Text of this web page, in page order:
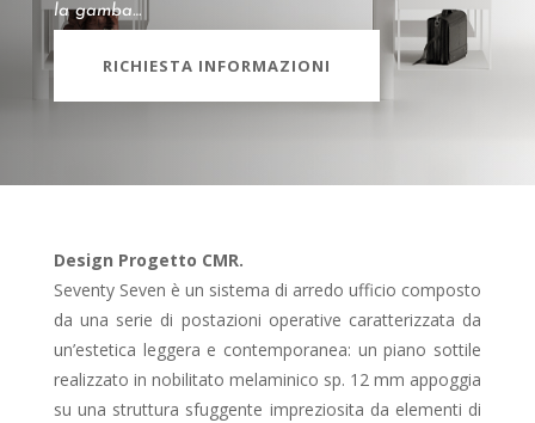
la gamba…
RICHIESTA INFORMAZIONI
Design Progetto CMR.
Seventy Seven è un sistema di arredo ufficio composto
da una serie di postazioni operative caratterizzata da
un’estetica leggera e contemporanea: un piano sottile
realizzato in nobilitato melaminico sp. 12 mm appoggia
su una struttura sfuggente impreziosita da elementi di